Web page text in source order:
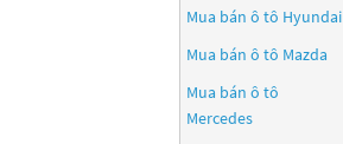
Mua bán ô tô Hyundai
Mua bán ô tô Mazda
Mua bán ô tô
Mercedes